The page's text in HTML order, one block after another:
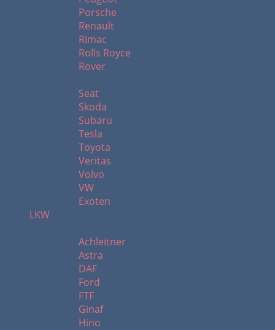
Porsche
Renault
Rimac
Rolls Royce
Rover
Seat
Skoda
Subaru
Tesla
Toyota
Veritas
Volvo
VW
Exoten
LKW
Achleitner
Astra
DAF
Ford
FTF
Ginaf
Hino